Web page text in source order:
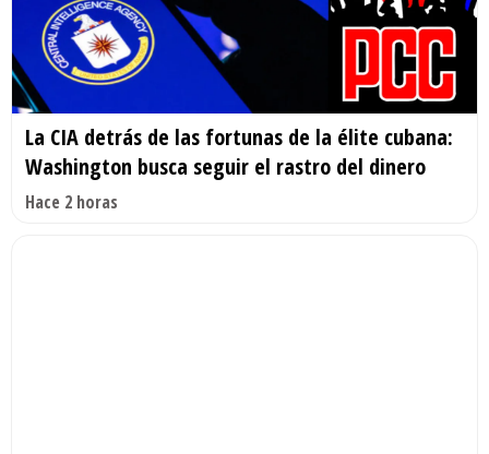
La CIA detrás de las fortunas de la élite cubana:
Washington busca seguir el rastro del dinero
Hace 2 horas